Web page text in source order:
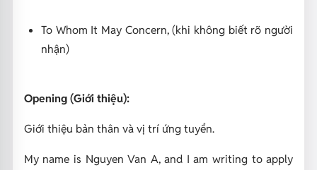
To Whom It May Concern,(khi không biết rõ người
nhận)
Opening (Giới thiệu):
Giới thiệu bản thân và vị trí ứng tuyển.
My name is Nguyen Van A, and I am writing to apply